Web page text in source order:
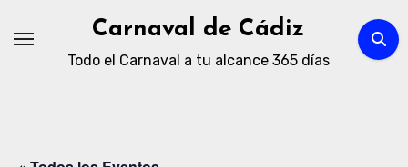
Carnaval de Cádiz
Todo el Carnaval a tu alcance 365 días